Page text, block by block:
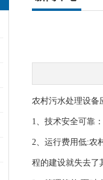
农村污水处理设备
1、技术安全可靠
2、运行费用低:农
程的建设就失去了